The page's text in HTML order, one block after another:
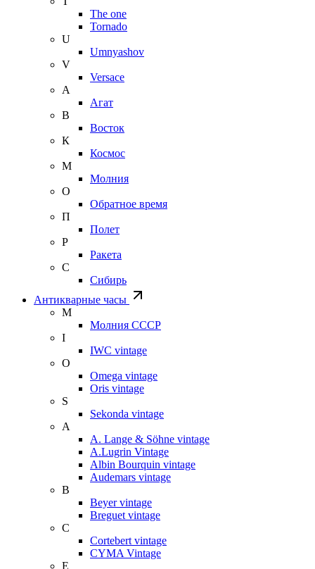
The one
Tornado
U
Umnyashov
V
Versace
А
Агат
В
Восток
К
Космос
М
Молния
О
Обратное время
П
Полет
Р
Ракета
С
Сибирь
Антикварные часы
М
Молния СССР
I
IWC vintage
O
Omega vintage
Oris vintage
S
Sekonda vintage
A
A. Lange & Söhne vintage
A.Lugrin Vintage
Albin Bourquin vintage
Audemars vintage
B
Beyer vintage
Breguet vintage
C
Cortebert vintage
CYMA Vintage
E